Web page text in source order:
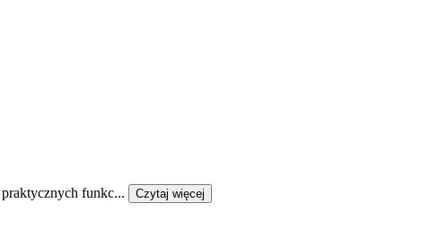
funkc... Czytaj więcej